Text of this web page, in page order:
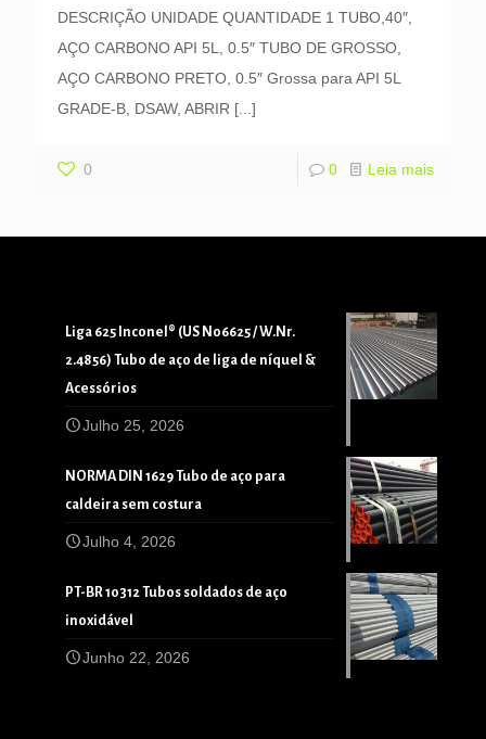
DESCRIÇÃO UNIDADE QUANTIDADE 1 TUBO,40″,
AÇO CARBONO API 5L, 0.5″ TUBO DE GROSSO,
AÇO CARBONO PRETO, 0.5″ Grossa para API 5L
GRADE-B, DSAW, ABRIR [...]
0 0 Leia mais
Liga 625 Inconel® (US N06625 / W.Nr.
2.4856) Tubo de aço de liga de níquel &
Acessórios
Julho 25, 2026
NORMA DIN 1629 Tubo de aço para
caldeira sem costura
Julho 4, 2026
PT-BR 10312 Tubos soldados de aço
inoxidável
Junho 22, 2026